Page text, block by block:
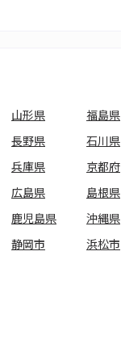
山形県 福島県
長野県 石川県
兵庫県 京都府
広島県 島根県
鹿児島県 沖縄県
静岡市 浜松市